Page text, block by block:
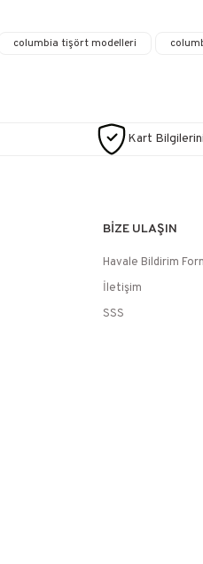
columbia tişört modelleri
Kart
BİZE ULAŞIN
Havale Bildirim
İletişim
SSS